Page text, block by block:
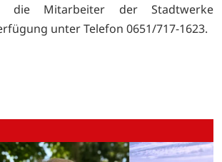
die Mitarbeiter der Stadtwerke
unter Telefon 0651/717-1623.